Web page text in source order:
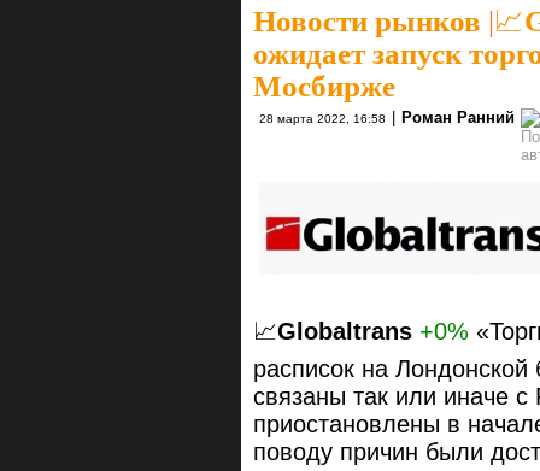
Новости рынков |
ожидает запуск
Мосбирже
28 марта 2022, 16:58 Роман Ранний
📈Globaltrans +0%
расписок на
связаны так или иначе
приостановлены в
поводу причин были